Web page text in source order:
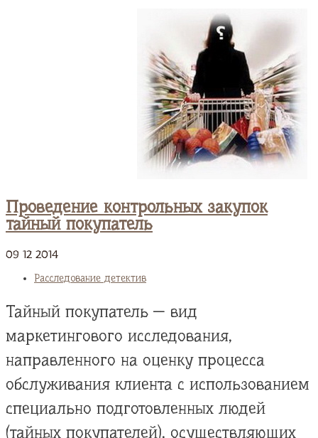
Проведение контрольных закупок
тайный покупатель
09 12 2014
Расследование детектив
Тайный покупатель — вид
маркетингового исследования,
направленного на оценку процесса
обслуживания клиента с использованием
специально подготовленных людей
(тайных покупателей), осуществляющих